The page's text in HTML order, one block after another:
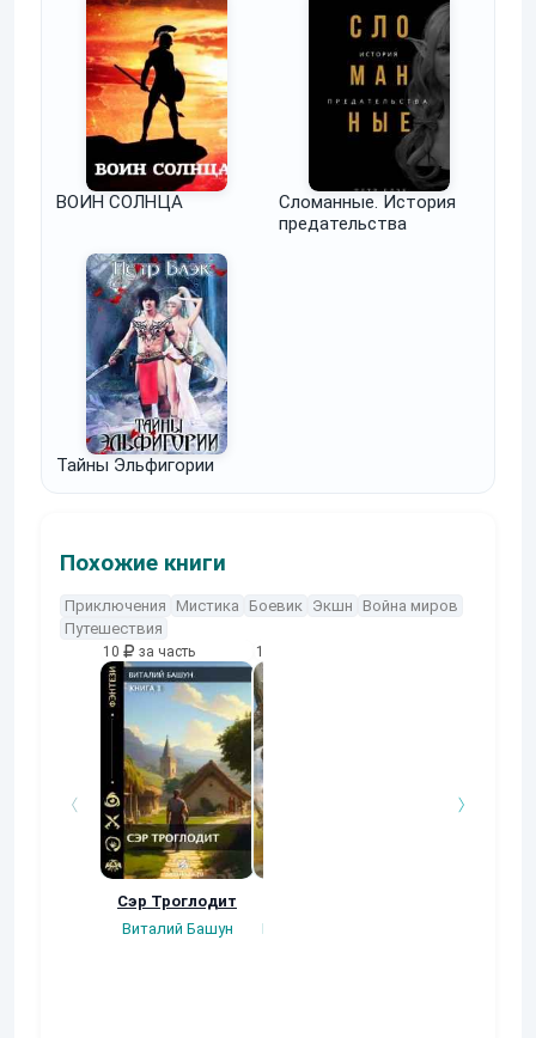
ВОИН СОЛНЦА
Сломанные. История
предательства
Тайны Эльфигории
Похожие книги
Приключения Мистика Боевик Экшн
Война миров
Путешествия
10 за часть
Сэр Троглодит
Виталий Башун
10
Плотников Сергей